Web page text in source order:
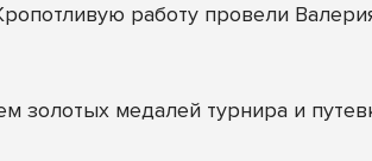
работу провели
золотых медалей турнира и